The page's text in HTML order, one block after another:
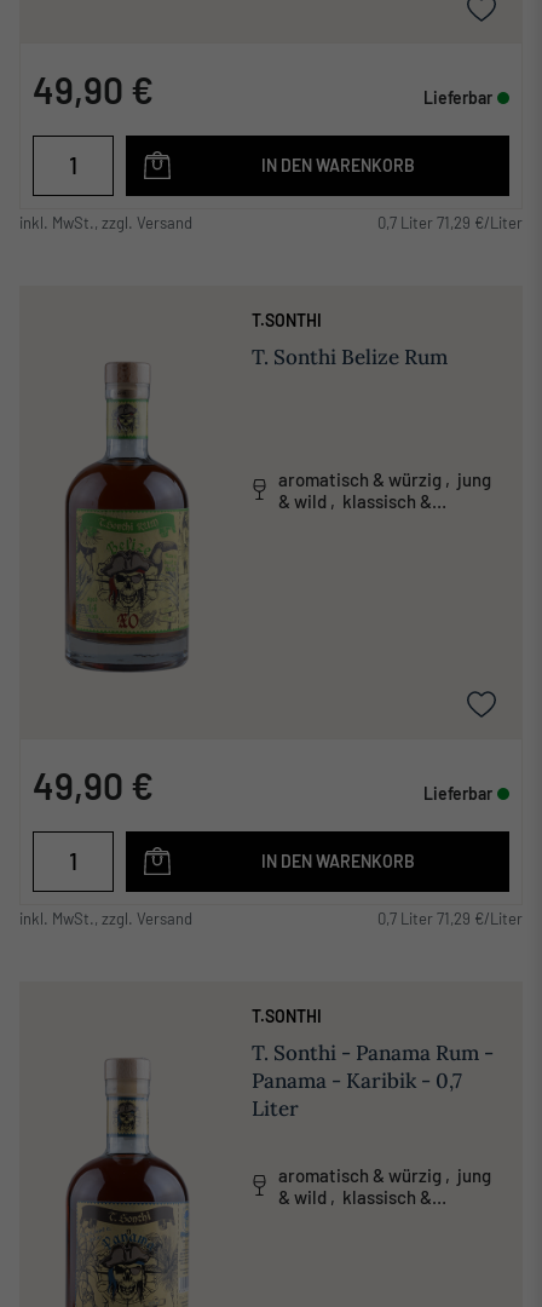
49,90 € Lieferbar
IN DEN WARENKORB
inkl. MwSt., zzgl. Versand 0,7 Liter 71,29 €/Liter
T.SONTHI
T. Sonthi Belize Rum
aromatisch & würzig , jung
& wild , klassisch &
49,90 € Lieferbar
IN DEN WARENKORB
inkl. MwSt., zzgl. Versand 0,7 Liter 71,29 €/Liter
T.SONTHI
T. Sonthi - Panama Rum -
Panama - Karibik - 0,7
Liter
aromatisch & würzig , jung
& wild , klassisch &